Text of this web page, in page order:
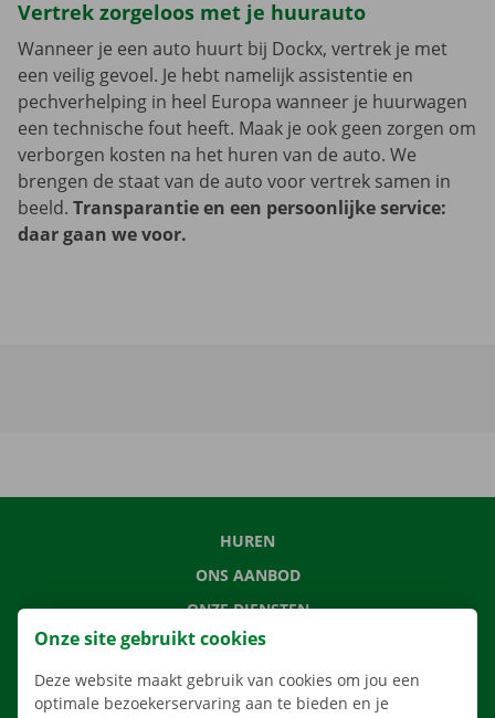
Vertrek zorgeloos met je huurauto
Wanneer je een auto huurt bij Dockx, vertrek je met
een veilig gevoel. Je hebt namelijk assistentie en
pechverhelping in heel Europa wanneer je huurwagen
een technische fout heeft. Maak je ook geen zorgen om
verborgen kosten na het huren van de auto. We
brengen de staat van de auto voor vertrek samen in
beeld. Transparantie en een persoonlijke service:
daar gaan we voor.
HUREN
ONS AANBOD
ONZE DIENSTEN
LOCATIES
APP
VERHUISOPLOSSINGEN
Onze site gebruikt cookies
Deze website maakt gebruik van cookies om jou een
optimale bezoekerservaring aan te bieden en je